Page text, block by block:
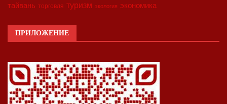
тайвань торговля туризм экология экономика
ПРИЛОЖЕНИЕ